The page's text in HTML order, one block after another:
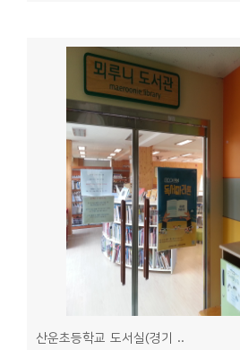
산운초등학교 도서실(경기 ..